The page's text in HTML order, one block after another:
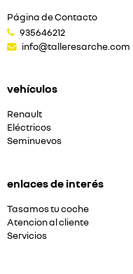
Página de Contacto
935646212
info@talleresarche.com
vehículos
Renault
Eléctricos
Seminuevos
enlaces de interés
Tasamos tu coche
Atencion al cliente
Servicios